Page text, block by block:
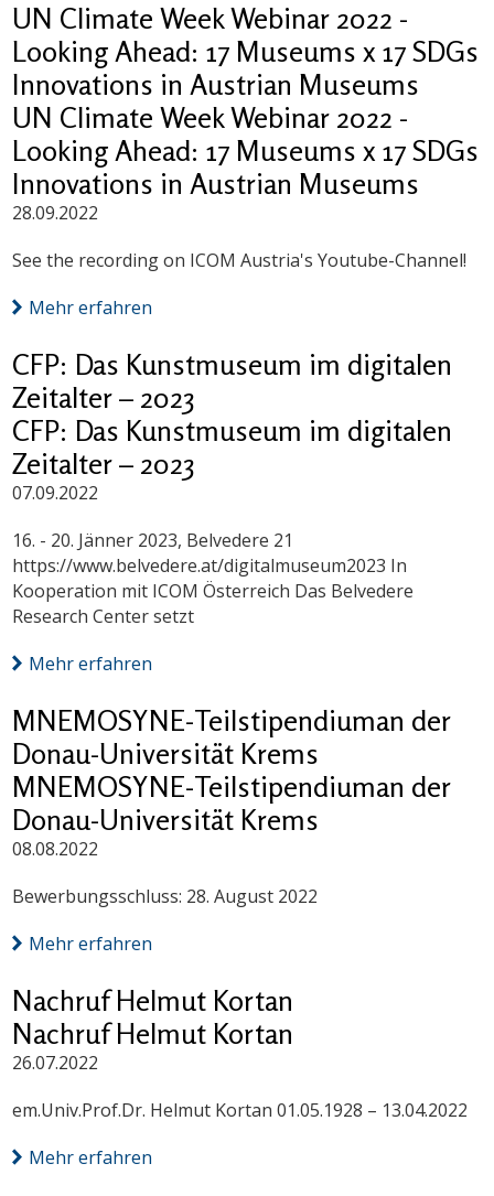
UN Climate Week Webinar 2022 -
Looking Ahead: 17 Museums x 17 SDGs
Innovations in Austrian Museums
UN Climate Week Webinar 2022 -
Looking Ahead: 17 Museums x 17 SDGs
Innovations in Austrian Museums
28.09.2022
See the recording on ICOM Austria's Youtube-Channel!
Mehr erfahren
CFP: Das Kunstmuseum im digitalen
Zeitalter – 2023
CFP: Das Kunstmuseum im digitalen
Zeitalter – 2023
07.09.2022
16. - 20. Jänner 2023, Belvedere 21
https://www.belvedere.at/digitalmuseum2023 In
Kooperation mit ICOM Österreich Das Belvedere
Research Center setzt
Mehr erfahren
MNEMOSYNE-Teilstipendiuman der
Donau-Universität Krems
MNEMOSYNE-Teilstipendiuman der
Donau-Universität Krems
08.08.2022
Bewerbungsschluss: 28. August 2022
Mehr erfahren
Nachruf Helmut Kortan
Nachruf Helmut Kortan
26.07.2022
em.Univ.Prof.Dr. Helmut Kortan 01.05.1928 – 13.04.2022
Mehr erfahren